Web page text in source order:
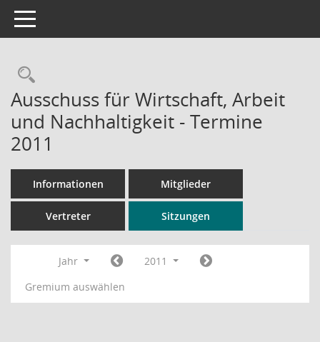
Toggle navigation
Rechercheauswahl
Ausschuss für Wirtschaft, Arbeit
und Nachhaltigkeit - Termine
2011
Informationen Mitglieder
Vertreter Sitzungen
Jahr
2011
Gremium auswählen